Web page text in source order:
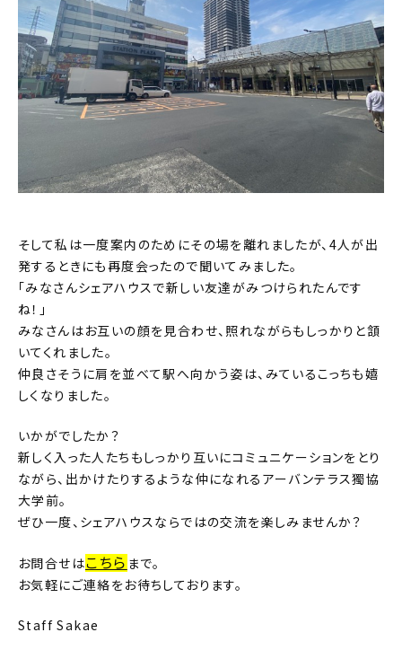
そして私は一度案内のためにその場を離れましたが、4人が出
発するときにも再度会ったので聞いてみました。
「みなさんシェアハウスで新しい友達がみつけられたんです
ね！」
みなさんはお互いの顔を見合わせ、照れながらもしっかりと頷
いてくれました。
仲良さそうに肩を並べて駅へ向かう姿は、みているこっちも嬉
しくなりました。
いかがでしたか？
新しく入った人たちもしっかり互いにコミュニケーションをとり
ながら、出かけたりするような仲になれるアーバンテラス獨協
大学前。
ぜひ一度、シェアハウスならではの交流を楽しみませんか？
お問合せはこちら まで。
お気軽にご連絡をお待ちしております。
Staff Sakae